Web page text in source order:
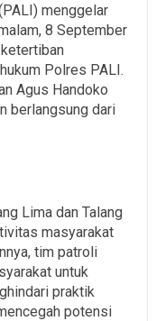
menggelar
8 September
Polres PALI.
Agus Handoko
berlangsung dari
Lima dan Talang
masyarakat
tim patroli
untuk
praktik
potensi